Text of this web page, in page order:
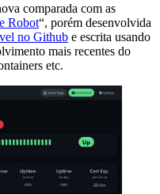
comparada com as
Robot“, porém desenvolvida
no Github e escrita usando
mais recentes do
etc.